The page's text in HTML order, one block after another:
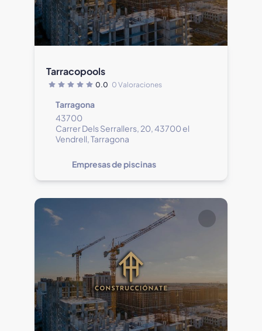
Tarracopools
0.0 0 Valoraciones
Tarragona
43700
Carrer Dels Serrallers, 20, 43700 el
Vendrell, Tarragona
Empresas de piscinas